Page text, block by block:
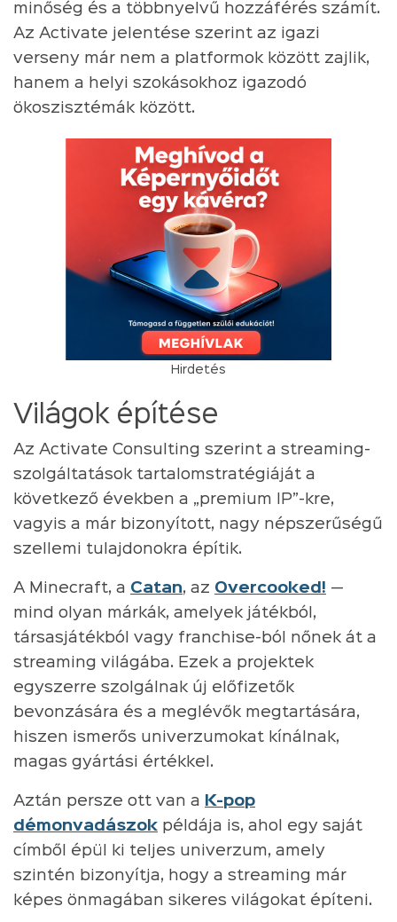
minőség és a többnyelvű hozzáférés számít.
Az Activate jelentése szerint az igazi
verseny már nem a platformok között zajlik,
hanem a helyi szokásokhoz igazodó
ökoszisztémák között.
Hirdetés
Világok építése
Az Activate Consulting szerint a streaming-
szolgáltatások tartalomstratégiáját a
következő években a „premium IP”-kre,
vagyis a már bizonyított, nagy népszerűségű
szellemi tulajdonokra építik.
A Minecraft, a Catan, az Overcooked! —
mind olyan márkák, amelyek játékból,
társasjátékból vagy franchise-ból nőnek át a
streaming világába. Ezek a projektek
egyszerre szolgálnak új előfizetők
bevonzására és a meglévők megtartására,
hiszen ismerős univerzumokat kínálnak,
magas gyártási értékkel.
Aztán persze ott van a
K-pop
démonvadászok példája is, ahol egy saját
címből épül ki teljes univerzum, amely
szintén bizonyítja, hogy a streaming már
képes önmagában sikeres világokat építeni.